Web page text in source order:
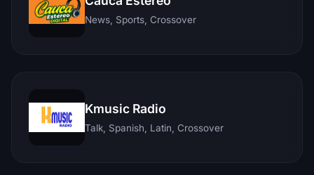
News, Sports, Crossover
Kmusic Radio
Talk, Spanish, Latin, Crossover